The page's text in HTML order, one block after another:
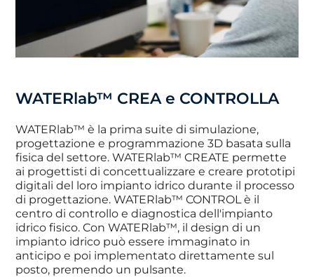
WATERlab™ CREA e CONTROLLA
WATERlab™ è la prima suite di simulazione,
progettazione e programmazione 3D basata sulla
fisica del settore. WATERlab™ CREATE permette
ai progettisti di concettualizzare e creare prototipi
digitali del loro impianto idrico durante il processo
di progettazione. WATERlab™ CONTROL è il
centro di controllo e diagnostica dell'impianto
idrico fisico. Con WATERlab™, il design di un
impianto idrico può essere immaginato in
anticipo e poi implementato direttamente sul
posto, premendo un pulsante.